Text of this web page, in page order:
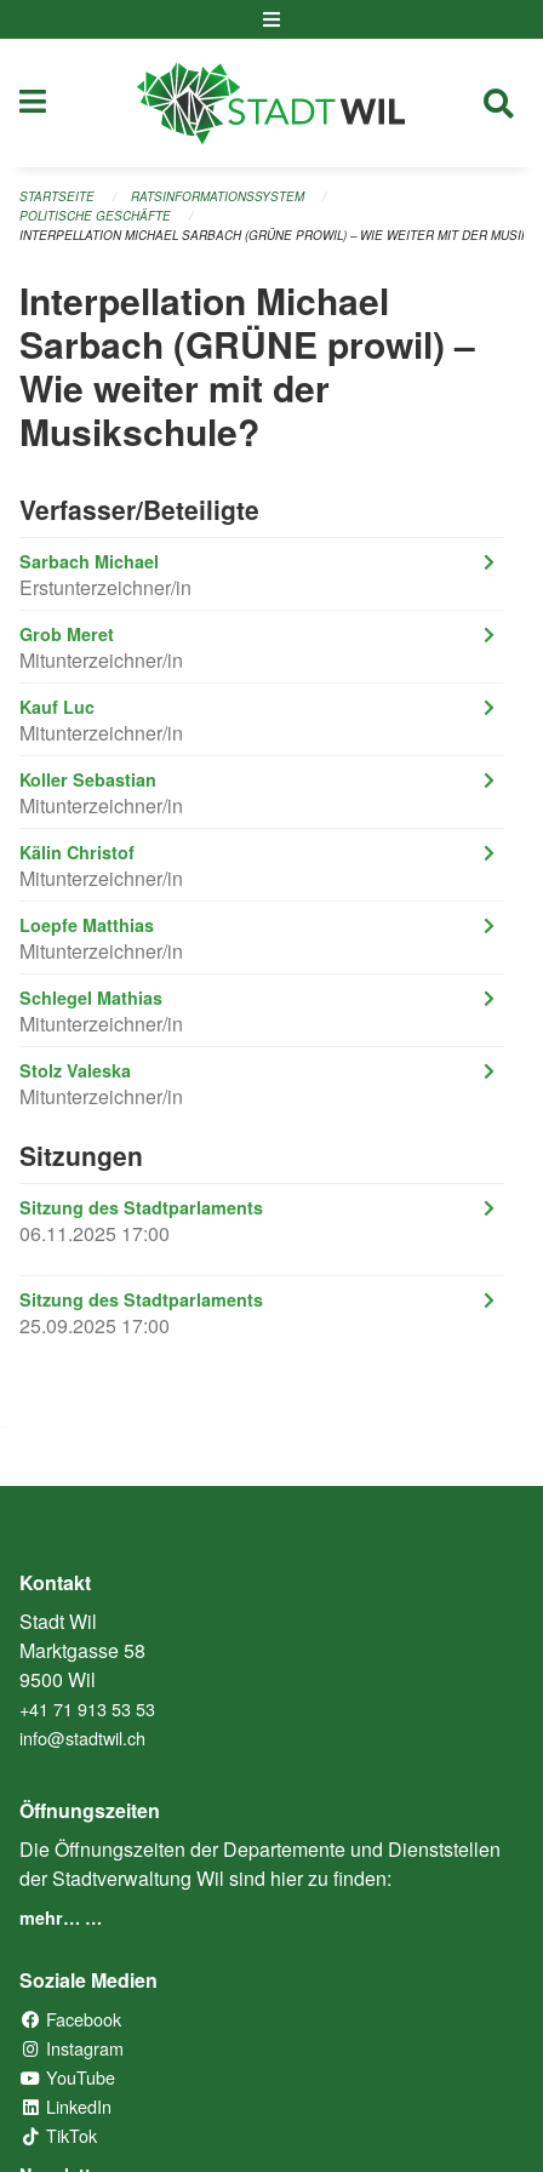
STARTSEITE
RATSINFORMATIONSSYSTEM
POLITISCHE GESCHÄFTE
INTERPELLATION MICHAEL SARBACH (GRÜNE PROWIL) – WIE WEITER MIT DER
Interpellation Michael
Sarbach (GRÜNE prowil) –
Wie weiter mit der
Musikschule?
Verfasser/Beteiligte
Sarbach Michael
Erstunterzeichner/in
Grob Meret
Mitunterzeichner/in
Kauf Luc
Mitunterzeichner/in
Koller Sebastian
Mitunterzeichner/in
Kälin Christof
Mitunterzeichner/in
Loepfe Matthias
Mitunterzeichner/in
Schlegel Mathias
Mitunterzeichner/in
Stolz Valeska
Mitunterzeichner/in
Sitzungen
Sitzung des Stadtparlaments
06.11.2025 17:00
Sitzung des Stadtparlaments
25.09.2025 17:00
Kontakt
Stadt Wil
Marktgasse 58
9500 Wil
+41 71 913 53 53
info@stadtwil.ch
Öffnungszeiten
Die Öffnungszeiten der Departemente und Dienststellen
der Stadtverwaltung Wil sind hier zu finden:
mehr… …
Soziale Medien
Facebook
Instagram
YouTube
LinkedIn
TikTok